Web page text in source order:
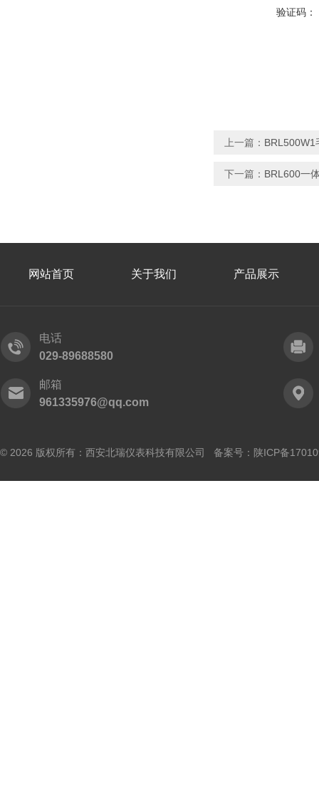
验证码：
上一篇： BRL500W1
下一篇： BRL600一
网站首页 关于我们 产品展示
电话
029-89688580
邮箱
961335976@qq.com
© 2026 版权所有：西安北瑞仪表科技有限公司 备案号： 陕ICP备